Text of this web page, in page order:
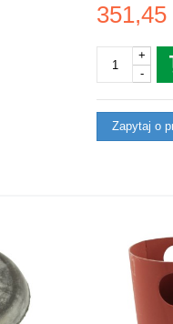
351,45
-
+
Zapytaj o